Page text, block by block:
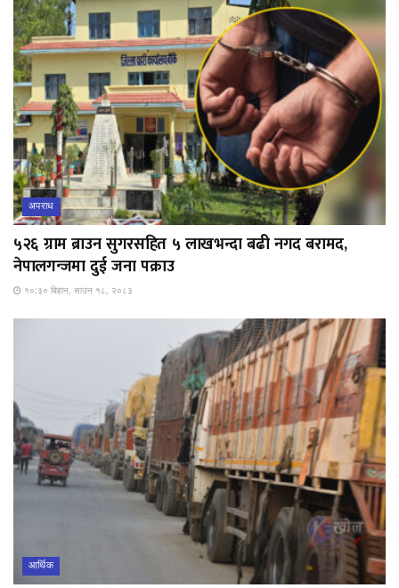
अपराध
५२६ ग्राम ब्राउन सुगरसहित ५ लाखभन्दा बढी नगद बरामद,
नेपालगन्जमा दुई जना पक्राउ
१०:३० बिहान, साउन १८, २०८३
आर्थिक